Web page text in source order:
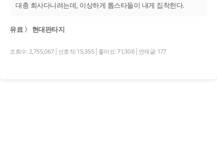
대충 회사다니려는데, 이상하게 톱스타들이 내게 집착한다.
유료 〉 현대판타지
조회수: 2,755,067 선호작: 15,355 좋아요: 71,306 연재글: 177